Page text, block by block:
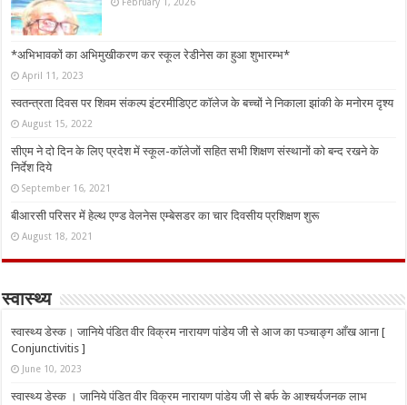
*अभिभावकों का अभिमुखीकरण कर स्कूल रेडीनेस का हुआ शुभारम्भ*
April 11, 2023
स्वतन्त्रता दिवस पर शिवम संकल्प इंटरमीडिएट कॉलेज के बच्चों ने निकाला झांकी के मनोरम दृश्य
August 15, 2022
सीएम ने दो दिन के लिए प्रदेश में स्कूल-कॉलेजों सहित सभी शिक्षण संस्थानों को बन्द रखने के
निर्देश दिये
September 16, 2021
बीआरसी परिसर में हेल्थ एण्ड वेलनेस एम्बेसडर का चार दिवसीय प्रशिक्षण शुरू
August 18, 2021
स्वास्थ्य
स्वास्थ्य डेस्क। जानिये पंडित वीर विक्रम नारायण पांडेय जी से आज का पञ्चाङ्ग आँख आना [
Conjunctivitis ]
June 10, 2023
स्वास्थ्य डेस्क । जानिये पंडित वीर विक्रम नारायण पांडेय जी से बर्फ के आश्चर्यजनक लाभ